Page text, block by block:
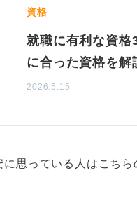
資格
就職に有利な資格
に合った資格を解
2026.5.15
思っている人はこちら